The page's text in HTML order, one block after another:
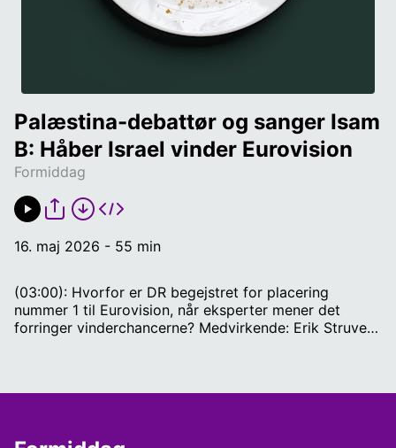
Formiddag
Palæstina-debattør og sanger Isam
B: Håber Israel vinder Eurovision
16. maj 2026 - 55 min
(03:00): Hvorfor er DR begejstret for placering
nummer 1 til Eurovision, når eksperter mener det
forringer vinderchancerne? Medvirkende: Erik Struve
RADIO IIII. (31:00): Hvad skal et særligt